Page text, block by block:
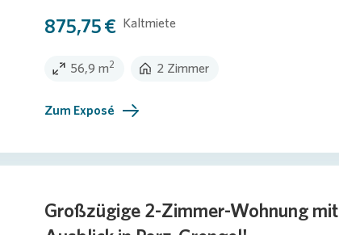
875,75 € Kaltmiete
56,9 m2 2 Zimmer
Zum Exposé
Großzügige 2-Zimmer-Wohnung mit